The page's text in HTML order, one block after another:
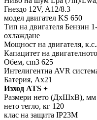
Гнездо 12V, A12/8.3
модел двигател KS 650
Тип на двигателя Бензин
охлаждане
Мощност на двигателя,
Капацитет на
Обем, cm3 625
Интелигентна AVR
Батерия, Ах21
Изход ATS +
Размери нето (ДxШxВ), мм
нето тегло, кг 120
клас на защита IP23M